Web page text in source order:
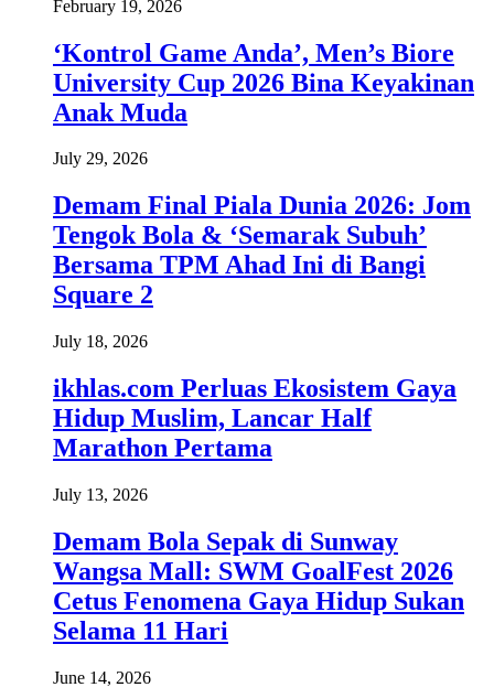
February 19, 2026
‘Kontrol Game Anda’, Men’s Biore
University Cup 2026 Bina Keyakinan
Anak Muda
July 29, 2026
Demam Final Piala Dunia 2026: Jom
Tengok Bola & ‘Semarak Subuh’
Bersama TPM Ahad Ini di Bangi
Square 2
July 18, 2026
ikhlas.com Perluas Ekosistem Gaya
Hidup Muslim, Lancar Half
Marathon Pertama
July 13, 2026
Demam Bola Sepak di Sunway
Wangsa Mall: SWM GoalFest 2026
Cetus Fenomena Gaya Hidup Sukan
Selama 11 Hari
June 14, 2026